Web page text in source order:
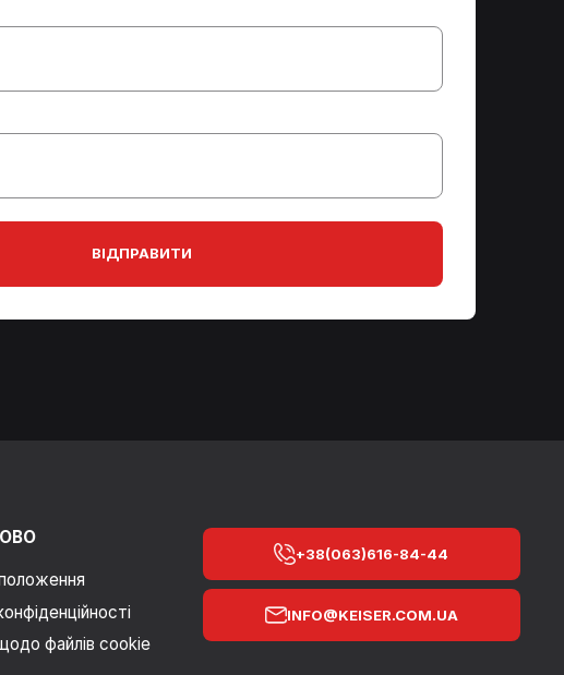
ВІДПРАВИТИ
файлів cookie
+38(063)616-84-44
INFO@KEISER.COM.UA